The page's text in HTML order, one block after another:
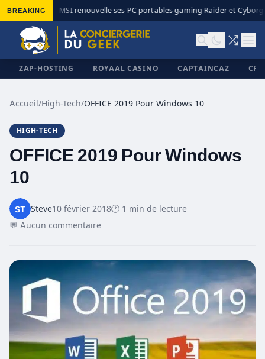
BREAKING MSI renouvelle ses PC portables gaming Raider et Cyborg
ZAP-HOSTING ROYAAL CASINO CAPTAINCAZ
Accueil/High-Tech/OFFICE 2019 Pour Windows 10
HIGH-TECH
OFFICE 2019 Pour Windows
10
Steve10 février 2018🕐 1 min de lecture
💬 Aucun commentaire